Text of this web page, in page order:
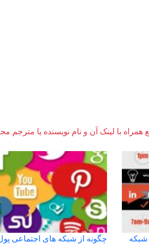
همراه با لینک آن و نام نویسنده یا مترجم
چگونه از شبکه های اجتماعی